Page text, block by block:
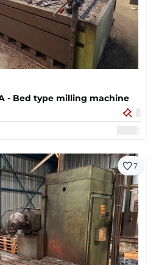
- Bed type milling machine
7